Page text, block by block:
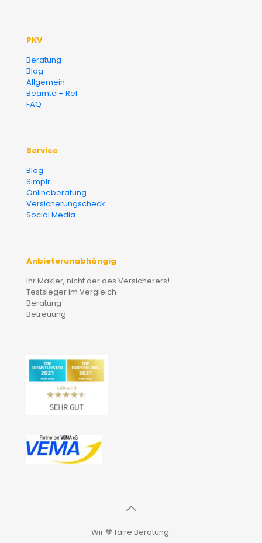
PKV
Beratung
Blog
Allgemein
Beamte + Ref
FAQ
Service
Blog
Simplr
Onlineberatung
Versicherungscheck
Social Media
Anbieterunabhängig
Ihr Makler, nicht der des Versicherers!
Testsieger im Vergleich
Beratung
Betreuung
Wir 🧡 faire Beratung.